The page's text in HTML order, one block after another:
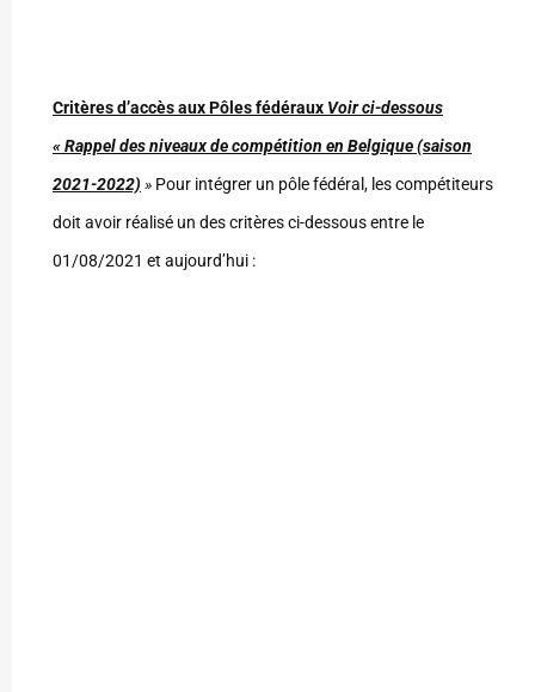
Critères d’accès aux Pôles fédéraux Voir ci-dessous
« Rappel des niveaux de compétition en Belgique (saison
2021-2022) » Pour intégrer un pôle fédéral, les compétiteurs
doit avoir réalisé un des critères ci-dessous entre le
01/08/2021 et aujourd’hui :